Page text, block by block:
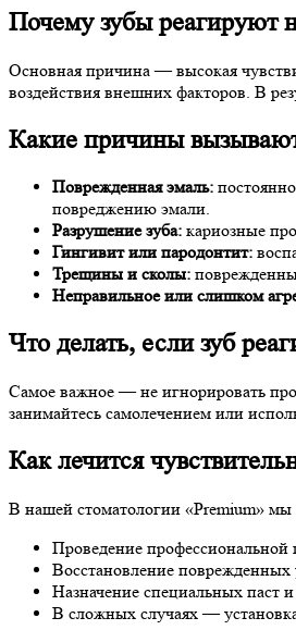
Почему зубы реагируют
Основная причина — высокая
воздействия внешних факторов. В
Какие причины
Поврежденная эмаль:
повреджению эмали.
Разрушение зуба: кариозные
Гингивит или пародонтит:
Трещины и сколы:
Неправильное или слишком
Что делать, если зуб
Самое важное — не игнорировать
занимайтесь самолечением или
Как лечится
В нашей стоматологии «Premium»
Проведение
Восстановление
Назначение специальных паст
В сложных случаях —